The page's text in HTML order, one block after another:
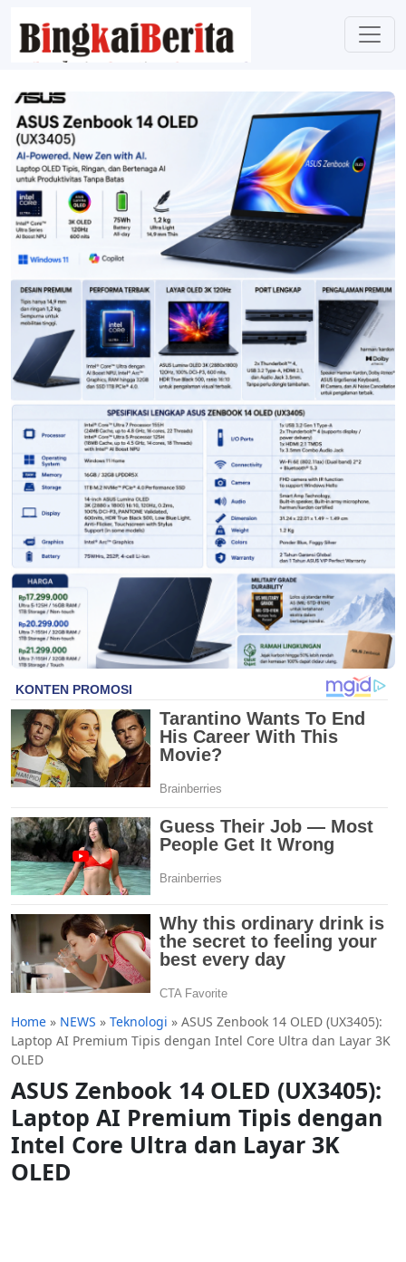
Home » NEWS » Teknologi » ASUS Zenbook 14 OLED (UX3405):
Laptop AI Premium Tipis dengan Intel Core Ultra dan Layar 3K
OLED
ASUS Zenbook 14 OLED (UX3405):
Laptop AI Premium Tipis dengan
Intel Core Ultra dan Layar 3K
OLED